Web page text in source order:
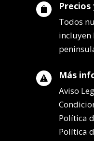

Todos
incluyen
 Más
Aviso
Política
Política